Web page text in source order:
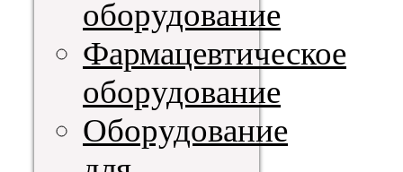
оборудование
Фармацевтическое
оборудование
Оборудование